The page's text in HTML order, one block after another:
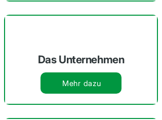
Das Unternehmen
Mehr dazu